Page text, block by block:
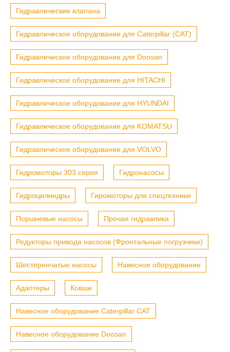
Гидравлические клапана
Гидравлическое оборудование для Caterpillar (CAT)
Гидравлическое оборудование для Doosan
Гидравлическое оборудование для HITACHI
Гидравлическое оборудование для HYUNDAI
Гидравлическое оборудование для KOMATSU
Гидравлическое оборудование для VOLVO
Гидромоторы 303 серия Гидронасосы
Гидроцилиндры Гиромоторы для спецтехники
Поршневые насосы Прочая гидравлика
Редукторы привода насосов (Фронтальные погрузчики)
Шестеренчатые насосы Навесное оборудование
Адаптеры Ковши
Навесное оборудование Caterpillar CAT
Навесное оборудование Doosan